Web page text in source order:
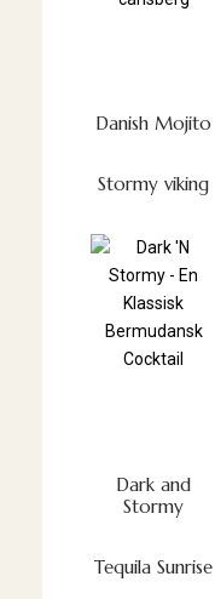
Danish Mojito
Stormy viking
Dark and
Stormy
Tequila Sunrise